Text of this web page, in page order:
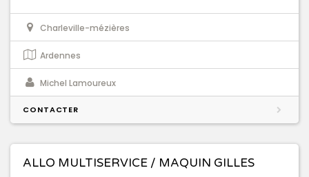
Charleville-mézières
Ardennes
Michel Lamoureux
CONTACTER
ALLO MULTISERVICE / MAQUIN GILLES